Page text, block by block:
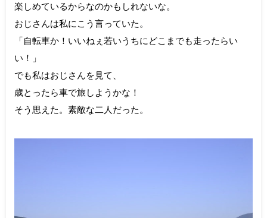
楽しめているからなのかもしれないな。
おじさんは私にこう言っていた。
「自転車か！いいねぇ若いうちにどこまでも走ったらい
い！」
でも私はおじさんを見て、
歳とったら車で旅しようかな！
そう思えた。素敵な二人だった。